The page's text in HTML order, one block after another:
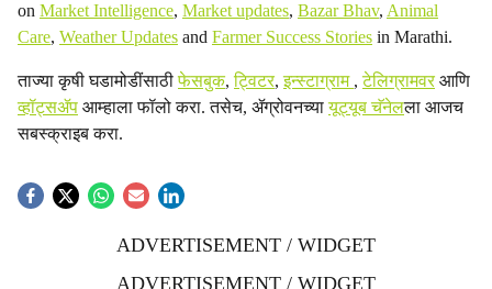
on Market Intelligence, Market updates, Bazar Bhav, Animal
Care, Weather Updates and Farmer Success Stories in Marathi.
ताज्या कृषी घडामोडींसाठीफेसबुक,ट्विटर,इन्स्टाग्राम ,टेलिग्रामवरआणि
व्हॉट्सॲप आम्हाला फॉलो करा. तसेच, ॲग्रोवनच्यायूट्यूब चॅनेलला आजच
सबस्क्राइब करा.
ADVERTISEMENT / WIDGET
ADVERTISEMENT / WIDGET